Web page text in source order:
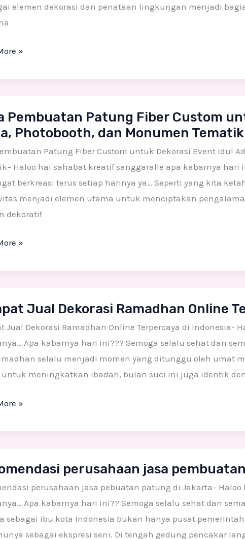
elemen dekorasi dan penataan lingkungan menjadi
»
Pembuatan Patung Fiber Custom
Photobooth, dan Monumen Tematik
Patung Fiber Custom untuk Dekorasi Event Idul
Haloo hai sahabat kreatif sanggaralle apa kabarnya hari
berkreasi terus setiap harinya ya… Seperti yang kita
menjadi elemen utama untuk menciptakan
dekoratif
»
Jual Dekorasi Ramadhan Online
Jual Dekorasi Ramadhan Online Terpercaya di Indonesia-
Apa kabarnya hari ini??? Semoga selalu sehat dan
selalu menjadi momen yang ditunggu oleh umat
meningkatkan ibadah, bulan suci ini juga identik
»
perusahaan jasa
perusahaan jasa pebuatan patung di Jakarta–
Apa kabarnya hari ini?? Semoga selalu sehat dan
sebagai ibu kota Indonesia bukan hanya pusat
sebagai ekspresi seni. Di tengah gedung pencakar